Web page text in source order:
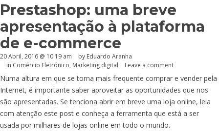
Prestashop: uma breve
apresentação à plataforma
de e-commerce
20 Abril, 2016 @ 10:19 am by Eduardo Aranha
in Comércio Eletrónico, Marketing digital Leave a comment
Numa altura em que se torna mais frequente comprar e vender pela
Internet, é importante saber aproveitar as oportunidades que nos
são apresentadas. Se tenciona abrir em breve uma loja online, leia
com atenção este post e conheça a ferramenta que está a ser
usada por milhares de lojas online em todo o mundo.